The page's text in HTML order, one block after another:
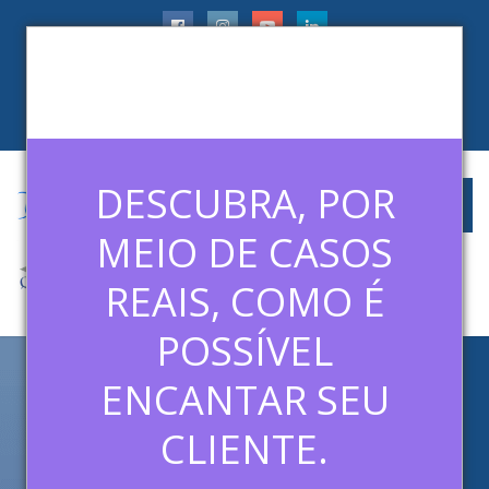
DESCUBRA, POR
MEIO DE CASOS
REAIS, COMO É
POSSÍVEL
ENCANTAR SEU
CLIENTE.
LEDERMAN LEVA MÉTODOS
DO DISNEY INSTITUTE A